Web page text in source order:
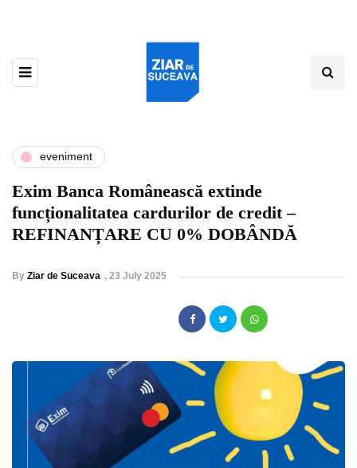
eveniment
Exim Banca Românească extinde
funcționalitatea cardurilor de credit –
REFINANȚARE CU 0% DOBÂNDĂ
By Ziar de Suceava , 23 July 2025